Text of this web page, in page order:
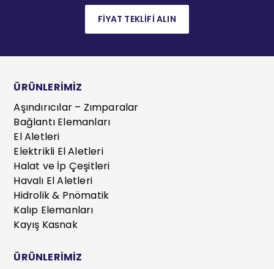
FİYAT TEKLİFİ ALIN
ÜRÜNLERİMİZ
Aşındırıcılar – Zımparalar
Bağlantı Elemanları
El Aletleri
Elektrikli El Aletleri
Halat ve İp Çeşitleri
Havalı El Aletleri
Hidrolik & Pnömatik
Kalıp Elemanları
Kayış Kasnak
ÜRÜNLERİMİZ